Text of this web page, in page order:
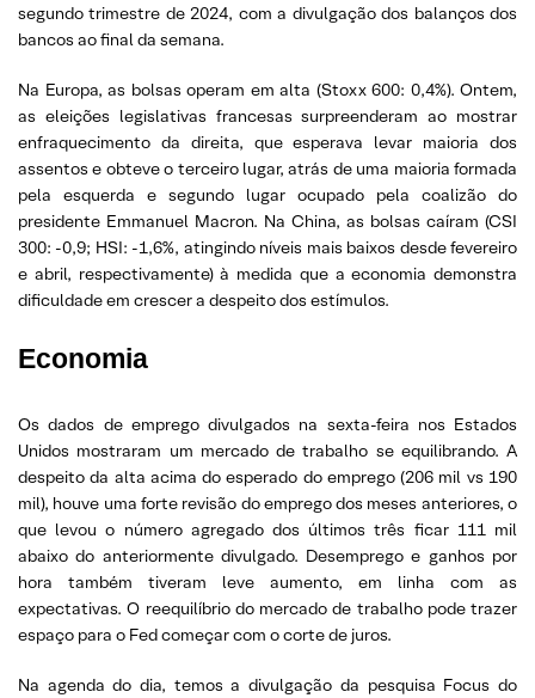
segundo trimestre de 2024, com a divulgação dos balanços dos
bancos ao final da semana.
Na Europa, as bolsas operam em alta (Stoxx 600: 0,4%). Ontem,
as eleições legislativas francesas surpreenderam ao mostrar
enfraquecimento da direita, que esperava levar maioria dos
assentos e obteve o terceiro lugar, atrás de uma maioria formada
pela esquerda e segundo lugar ocupado pela coalizão do
presidente Emmanuel Macron. Na China, as bolsas caíram (CSI
300: -0,9; HSI: -1,6%, atingindo níveis mais baixos desde fevereiro
e abril, respectivamente) à medida que a economia demonstra
dificuldade em crescer a despeito dos estímulos.
Economia
Os dados de emprego divulgados na sexta-feira nos Estados
Unidos mostraram um mercado de trabalho se equilibrando. A
despeito da alta acima do esperado do emprego (206 mil vs 190
mil), houve uma forte revisão do emprego dos meses anteriores, o
que levou o número agregado dos últimos três ficar 111 mil
abaixo do anteriormente divulgado. Desemprego e ganhos por
hora também tiveram leve aumento, em linha com as
expectativas. O reequilíbrio do mercado de trabalho pode trazer
espaço para o Fed começar com o corte de juros.
Na agenda do dia, temos a divulgação da pesquisa Focus do